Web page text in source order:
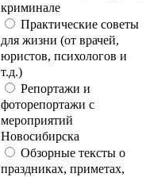
криминале
Практические советы
для жизни (от врачей,
юристов, психологов и
т.д.)
Репортажи и
фоторепортажи с
мероприятий
Новосибирска
Обзорные тексты о
праздниках, приметах,